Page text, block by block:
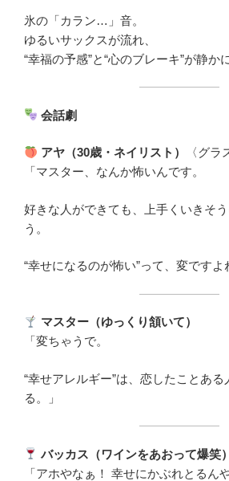
氷の「カラン…」音。
ゆるいサックスが流れ、
“幸福の予感”と“心のブレーキ”が静か
会話劇
アヤ（30歳・ネイリスト）
〈グラ
「マスター、なんか怖いんです。
好きな人ができても、上手くいきそ
う。
“幸せになるのが怖い”って、変ですよ
マスター（ゆっくり頷いて）
「変ちゃうで。
“幸せアレルギー”は、恋したことあ
る。」
バッカス（ワインをあおって爆笑）
「アホやなぁ！ 幸せにかぶれとるん